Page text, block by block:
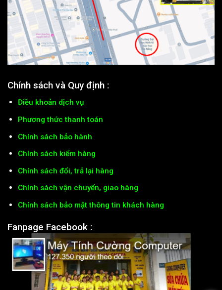
Chính sách và Quy định :
Điều khoản dịch vụ
Phương thức thanh toán
Chính sách bảo hành
Chính sách kiểm hàng
Chính sách đổi, trả lại hàng
Chính sách vận chuyển, giao hàng
Chính sách bảo mật thông tin khách hàng
Fanpage Facebook :